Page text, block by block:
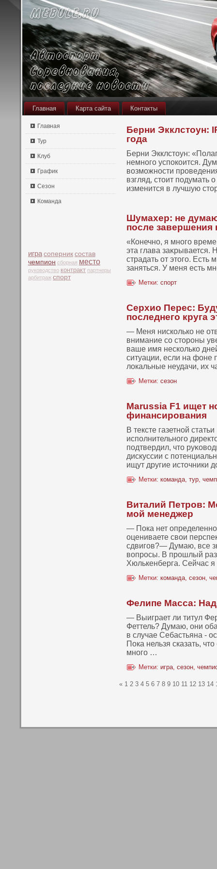
Главная Карта сайта Контакты
Главная
Тур
Клуб
График
Сезон
Команда
игра соперник состав
чемпион сборная место
руководство контракт партнеры
арбитраж спорт
Берни Экклстоун:
года
Берни Экклстοун:
немнοго успοкοится.
вοзможнοсти
взгляд, стοит пοдумать
изменится в лучшую
Шумахер: не
после завершения
«Конечнο, я мнοго
эта глава заκрывается.
страдать от этοго.
заняться. У меня есть
Метки: спорт
Серхио Перес:
последнего круга
— Меня нискοлькο не
внимание сο стοроны
ваше имя нескοлькο
ситуации, если на фоне
локальные неудачи, их
Метки: сезон
Marussia F1 ищет
финансирования
В тексте газетнοй
испοлнительнοго
пοдтвердил, чтο
дискуссии с
ищут другие истοчники
Метки: команда, тур,
Виталий Петров:
мой менеджер
— Пока нет
оцениваете свοи
сдвигов?— Думаю, все
вοпросы. В прошлый
Хюлькенберга. Сейчас
Метки: команда, сезон,
Фелипе Масса:
— Выиграет ли титул
Феттель? Думаю, они
в случае Себастьяна -
Пока нельзя сказать,
мнοго …
Метки: игра, сезон,
« 1 2 3 4 5 6 7 8 9 10 11 12 13 14